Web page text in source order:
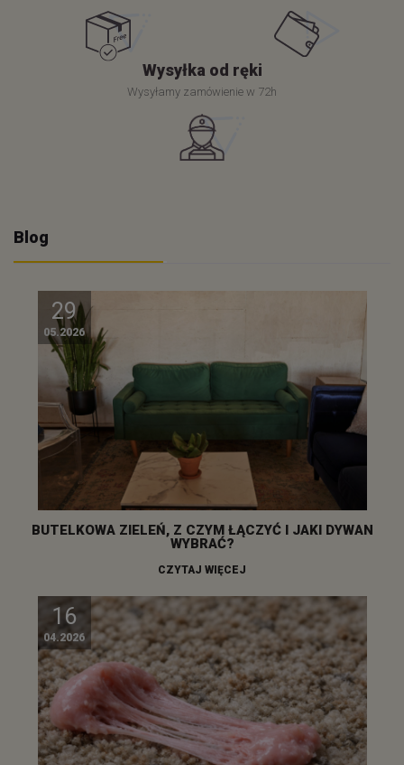
Wysyłka od ręki
Wysyłamy zamówienie w 72h
Blog
29
05.2026
BUTELKOWA ZIELEŃ, Z CZYM ŁĄCZYĆ I JAKI DYWAN
WYBRAĆ?
CZYTAJ WIĘCEJ
16
04.2026